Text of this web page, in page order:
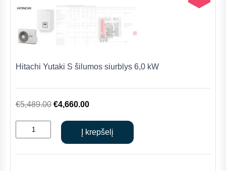
Hitachi Yutaki S šilumos siurblys 6,0 kW
€5,489.00 Original
was:
€5,489.00.
€4,660.00Current
produkto
kiekis:
Į krepšelį